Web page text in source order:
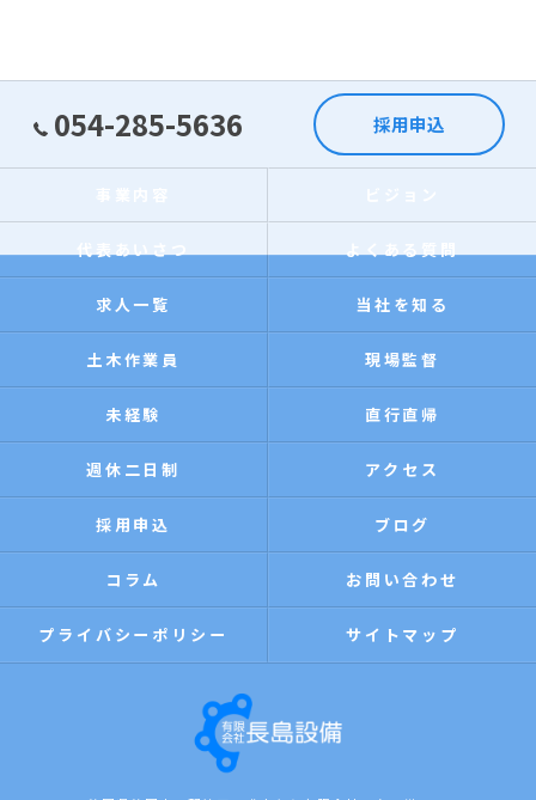
054-285-5636 採用申込
代表あいさつ よくある質問
求人一覧 当社を知る
土木作業員 現場監督
未経験 直行直帰
週休二日制 アクセス
採用申込 ブログ
コラム お問い合わせ
プライバシーポリシー サイトマップ